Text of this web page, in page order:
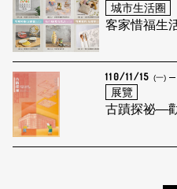
城市生活圈
客家惜福生
110/11/15 (一)
展覽
古蹟探祕—